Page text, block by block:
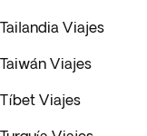
Tailandia Viajes
Taiwán Viajes
Tíbet Viajes